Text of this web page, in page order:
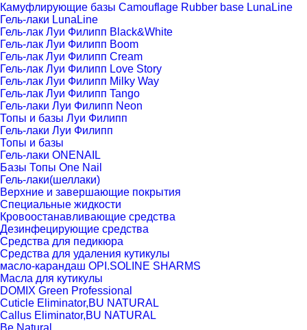
Камуфлирующие базы Camouflage Rubber base LunaLine
Гель-лаки LunaLine
Гель-лак Луи Филипп Black&White
Гель-лак Луи Филипп Boom
Гель-лак Луи Филипп Cream
Гель-лак Луи Филипп Love Story
Гель-лак Луи Филипп Milky Way
Гель-лак Луи Филипп Tango
Гель-лаки Луи Филипп Neon
Топы и базы Луи Филипп
Гель-лаки Луи Филипп
Топы и базы
Гель-лаки ONENAIL
Базы Топы One Nail
Гель-лаки(шеллаки)
Верхние и завершающие покрытия
Специальные жидкости
Кровоостанавливающие средства
Дезинфецирующие средства
Средства для педикюра
Средства для удаления кутикулы
масло-карандаш OPI.SOLINE SHARMS
Масла для кутикулы
DOMIX Green Professional
Cuticle Eliminator,BU NATURAL
Callus Eliminator,BU NATURAL
Be Natural